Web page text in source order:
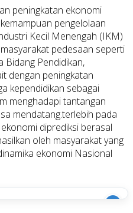
peningkatan ekonomi
pengelolaan
Kecil Menengah (IKM)
pedesaan seperti
Bidang Pendidikan,
dengan peningkatan
kependidikan sebagai
menghadapi tantangan
mendatang.terlebih pada
diprediksi berasal
oleh masyarakat yang
ekonomi Nasional
i